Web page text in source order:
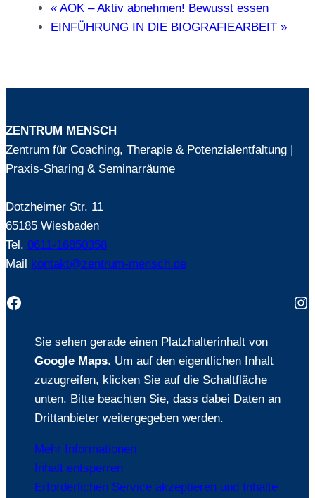
« AOK – Aktiv abnehmen! Bewusst essen
EINFÜHRUNG IN DIE BIOGRAFIEARBEIT »
ZENTRUM MENSCH
Zentrum für Coaching, Therapie & Potenzialentfaltung |
Praxis-Sharing & Seminarräume
Dotzheimer Str. 11
65185 Wiesbaden
Tel. 0611-16850358
Mail kontakt@zentrum-mensch.de
Facebook
Sie sehen gerade einen Platzhalterinhalt von
Google Maps. Um auf den eigentlichen Inhalt
zuzugreifen, klicken Sie auf die Schaltfläche
unten. Bitte beachten Sie, dass dabei Daten an
Drittanbieter weitergegeben werden.
Mehr Informationen
Inhalt entsperren
Erforderlichen Service akzeptieren und Inhalte